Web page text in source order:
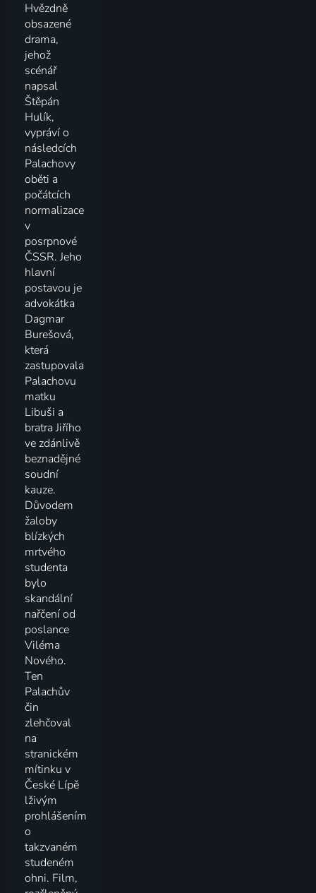
Hvězdně
obsazené
drama,
jehož
scénář
napsal
Štěpán
Hulík,
vypráví o
následcích
Palachovy
oběti a
počátcích
normalizace
v
posrpnové
ČSSR. Jeho
hlavní
postavou je
advokátka
Dagmar
Burešová,
která
zastupovala
Palachovu
matku
Libuši a
bratra Jiřího
ve zdánlivě
beznadějné
soudní
kauze.
Důvodem
žaloby
blízkých
mrtvého
studenta
bylo
skandální
nařčení od
poslance
Viléma
Nového.
Ten
Palachův
čin
zlehčoval
na
stranickém
mítinku v
České Lípě
lživým
prohlášením
o
takzvaném
studeném
ohni. Film,